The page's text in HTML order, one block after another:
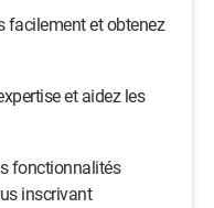
facilement et obtenez
et aidez les
fonctionnalités
inscrivant